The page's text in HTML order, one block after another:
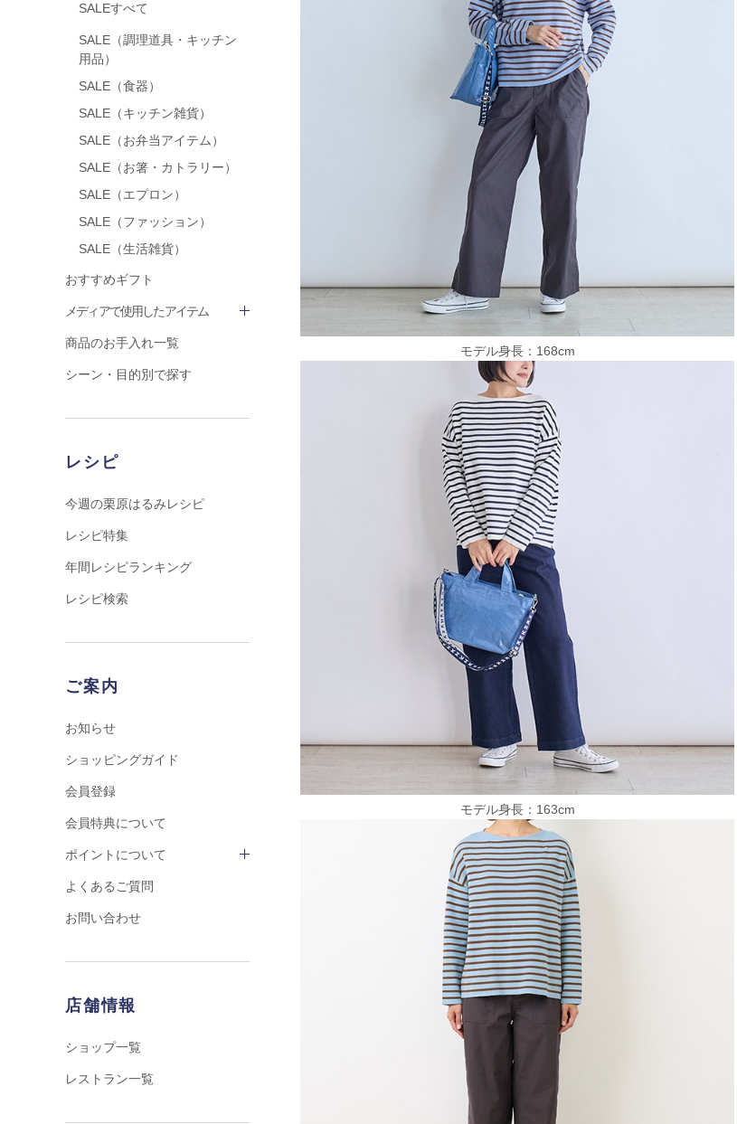
SALEすべて
SALE（調理道具・キッチン
用品）
SALE（食器）
SALE（キッチン雑貨）
SALE（お弁当アイテム）
SALE（お箸・カトラリー）
SALE（エプロン）
SALE（ファッション）
SALE（生活雑貨）
おすすめギフト
メディアで使用したアイテム
商品のお手入れ一覧
シーン・目的別で探す
レシピ
今週の栗原はるみレシピ
レシピ特集
年間レシピランキング
レシピ検索
ご案内
お知らせ
ショッピングガイド
会員登録
会員特典について
ポイントについて
よくあるご質問
お問い合わせ
店舗情報
ショップ一覧
レストラン一覧
モデル身長：168cm
モデル身長：163cm